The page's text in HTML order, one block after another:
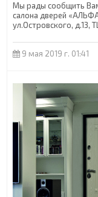
Мы рады сообщить
салона дверей
ул.Островского, д.13,
9 мая 2019 г. 01:41